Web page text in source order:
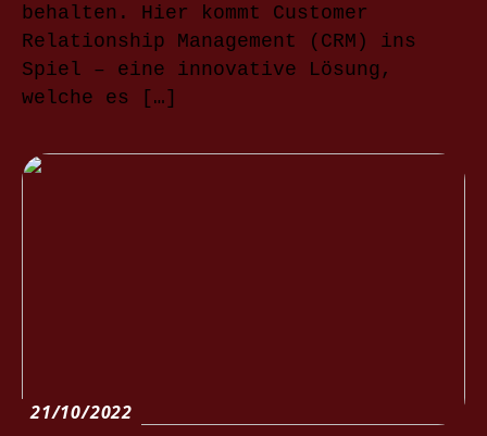
behalten. Hier kommt Customer
Relationship Management (CRM) ins
Spiel – eine innovative Lösung,
welche es […]
21/10/2022